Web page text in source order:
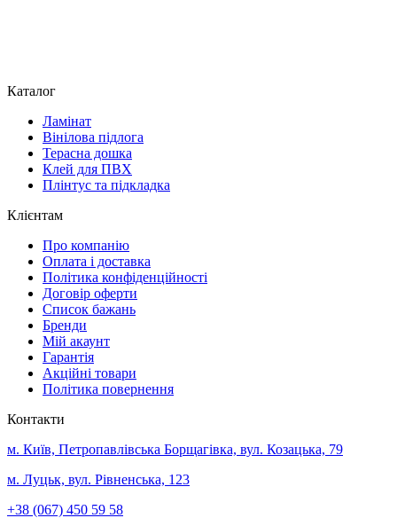
Каталог
Ламінат
Вінілова підлога
Терасна дошка
Клей для ПВХ
Плінтус та підкладка
Клієнтам
Про компанію
Оплата і доставка
Політика конфіденційності
Договір оферти
Список бажань
Бренди
Мій акаунт
Гарантія
Акційні товари
Політика повернення
Контакти
м. Київ, Петропавлівська Борщагівка, вул. Козацька, 79
м. Луцьк, вул. Рівненська, 123
+38 (067) 450 59 58